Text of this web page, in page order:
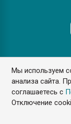
Мы используем
анализа сайта.
соглашаетесь с
Отключение
Разрешается